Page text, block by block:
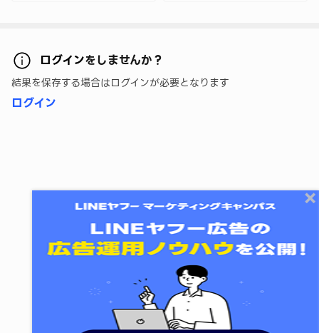
ログインをしませんか？
結果を保存する場合はログインが必要となります
ログイン
終了する 次のレッスンに進む